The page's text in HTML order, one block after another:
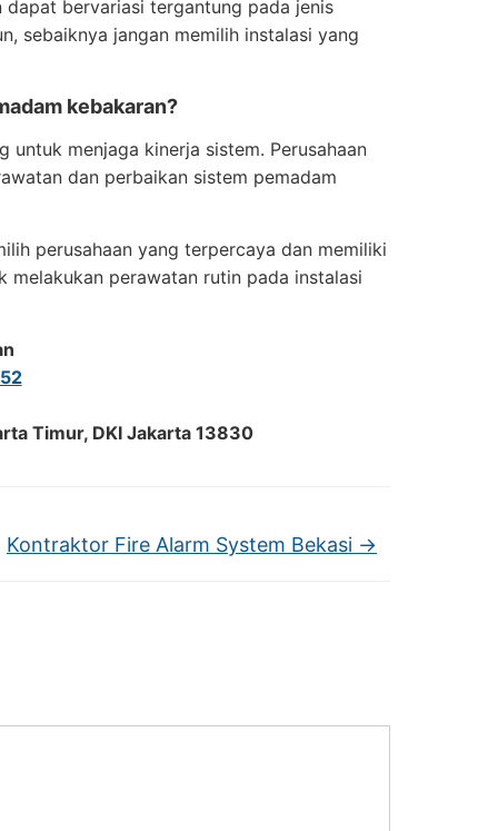
bervariasi tergantung pada jenis
sebaiknya jangan memilih instalasi yang
kebakaran?
menjaga kinerja sistem. Perusahaan
dan perbaikan sistem pemadam
perusahaan yang terpercaya dan memiliki
melakukan perawatan rutin pada instalasi
Timur, DKI Jakarta 13830
Kontraktor Fire Alarm System Bekasi →